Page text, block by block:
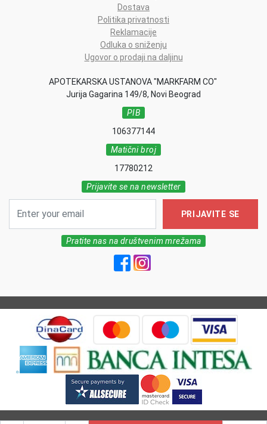
Dostava
Politika privatnosti
Reklamacije
Odluka o sniženju
Ugovor o prodaji na daljinu
APOTEKARSKA USTANOVA "MARKFARM CO"
Jurija Gagarina 149/8, Novi Beograd
PIB
106377144
Matični broj
17780212
Prijavite se na newsletter
PRIJAVITE SE
Pratite nas na društvenim mrežama